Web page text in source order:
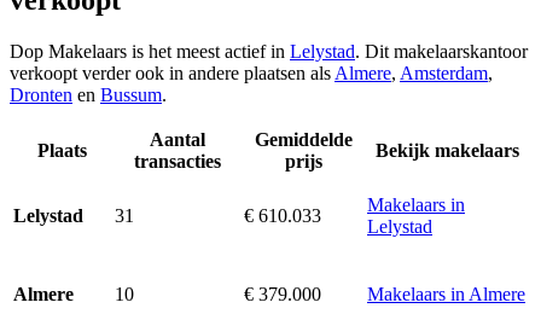
Dop Makelaars is het meest actief in Lelystad. Dit makelaarskantoor
verkoopt verder ook in andere plaatsen als Almere, Amsterdam,
Dronten en Bussum.
Plaats
Aantal
transacties
Gemiddelde
prijs
Bekijk makelaars
Lelystad 31 € 610.033
Makelaars in
Lelystad
Almere 10 € 379.000 Makelaars in Almere